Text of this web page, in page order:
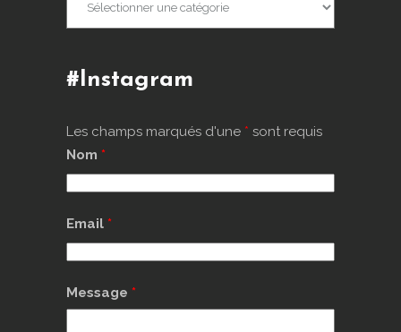
#Instagram
Les champs marqués d'une * sont requis
Nom *
Email *
Message *